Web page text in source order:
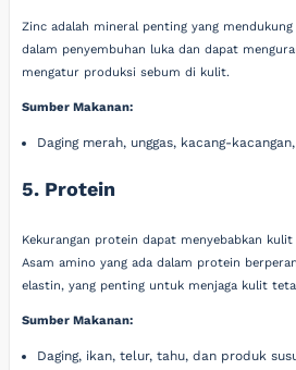
Zinc adalah mineral penting yang
dalam penyembuhan luka dan dapat
mengatur produksi sebum di kulit.
Sumber Makanan:
Daging merah, unggas, kacang-
5. Protein
Kekurangan protein dapat menyebabkan
Asam amino yang ada dalam protein
elastin, yang penting untuk menjaga kulit
Sumber Makanan:
Daging, ikan, telur, tahu, dan produk